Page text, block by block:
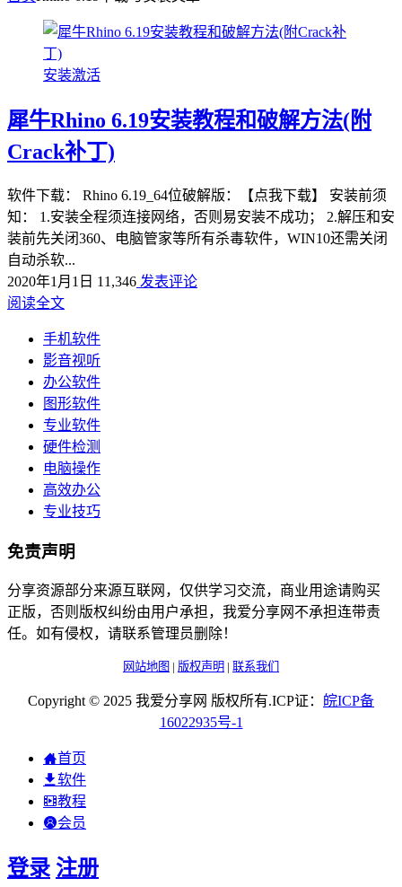
安装激活
犀牛Rhino 6.19安装教程和破解方法(附
Crack补丁)
软件下载： Rhino 6.19_64位破解版：【点我下载】 安装前须
知： 1.安装全程须连接网络，否则易安装不成功； 2.解压和安
装前先关闭360、电脑管家等所有杀毒软件，WIN10还需关闭
自动杀软...
2020年1月1日 11,346 发表评论
阅读全文
手机软件
影音视听
办公软件
图形软件
专业软件
硬件检测
电脑操作
高效办公
专业技巧
免责声明
分享资源部分来源互联网，仅供学习交流，商业用途请购买
正版，否则版权纠纷由用户承担，我爱分享网不承担连带责
任。如有侵权，请联系管理员删除！
网站地图 | 版权声明 | 联系我们
Copyright © 2025 我爱分享网 版权所有.ICP证： 皖ICP备
16022935号-1
首页
软件
教程
会员
登录 注册